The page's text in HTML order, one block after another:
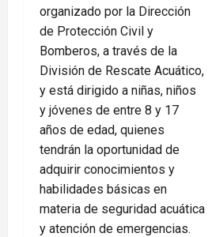
organizado por la Dirección
de Protección Civil y
Bomberos, a través de la
División de Rescate Acuático,
y está dirigido a niñas, niños
y jóvenes de entre 8 y 17
años de edad, quienes
tendrán la oportunidad de
adquirir conocimientos y
habilidades básicas en
materia de seguridad acuática
y atención de emergencias.